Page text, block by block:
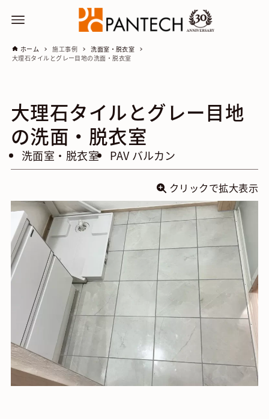
ホーム 施工事例
洗面室・脱衣室
大理石タイルとグレー目地の洗面・脱衣室
大理石タイルとグレー目地
の洗面・脱衣室
洗面室・脱衣室 PAV バルカン
クリックで拡大表示